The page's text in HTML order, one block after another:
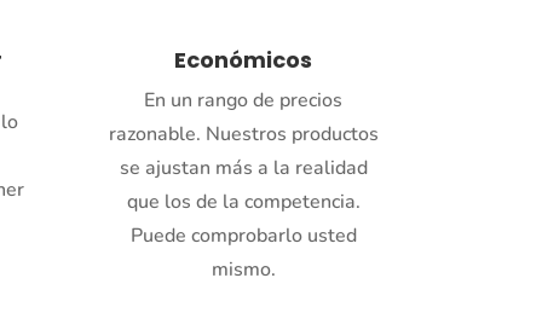
Económicos
En un rango de precios
razonable. Nuestros productos
se ajustan más a la realidad
que los de la competencia.
Puede comprobarlo usted
mismo.